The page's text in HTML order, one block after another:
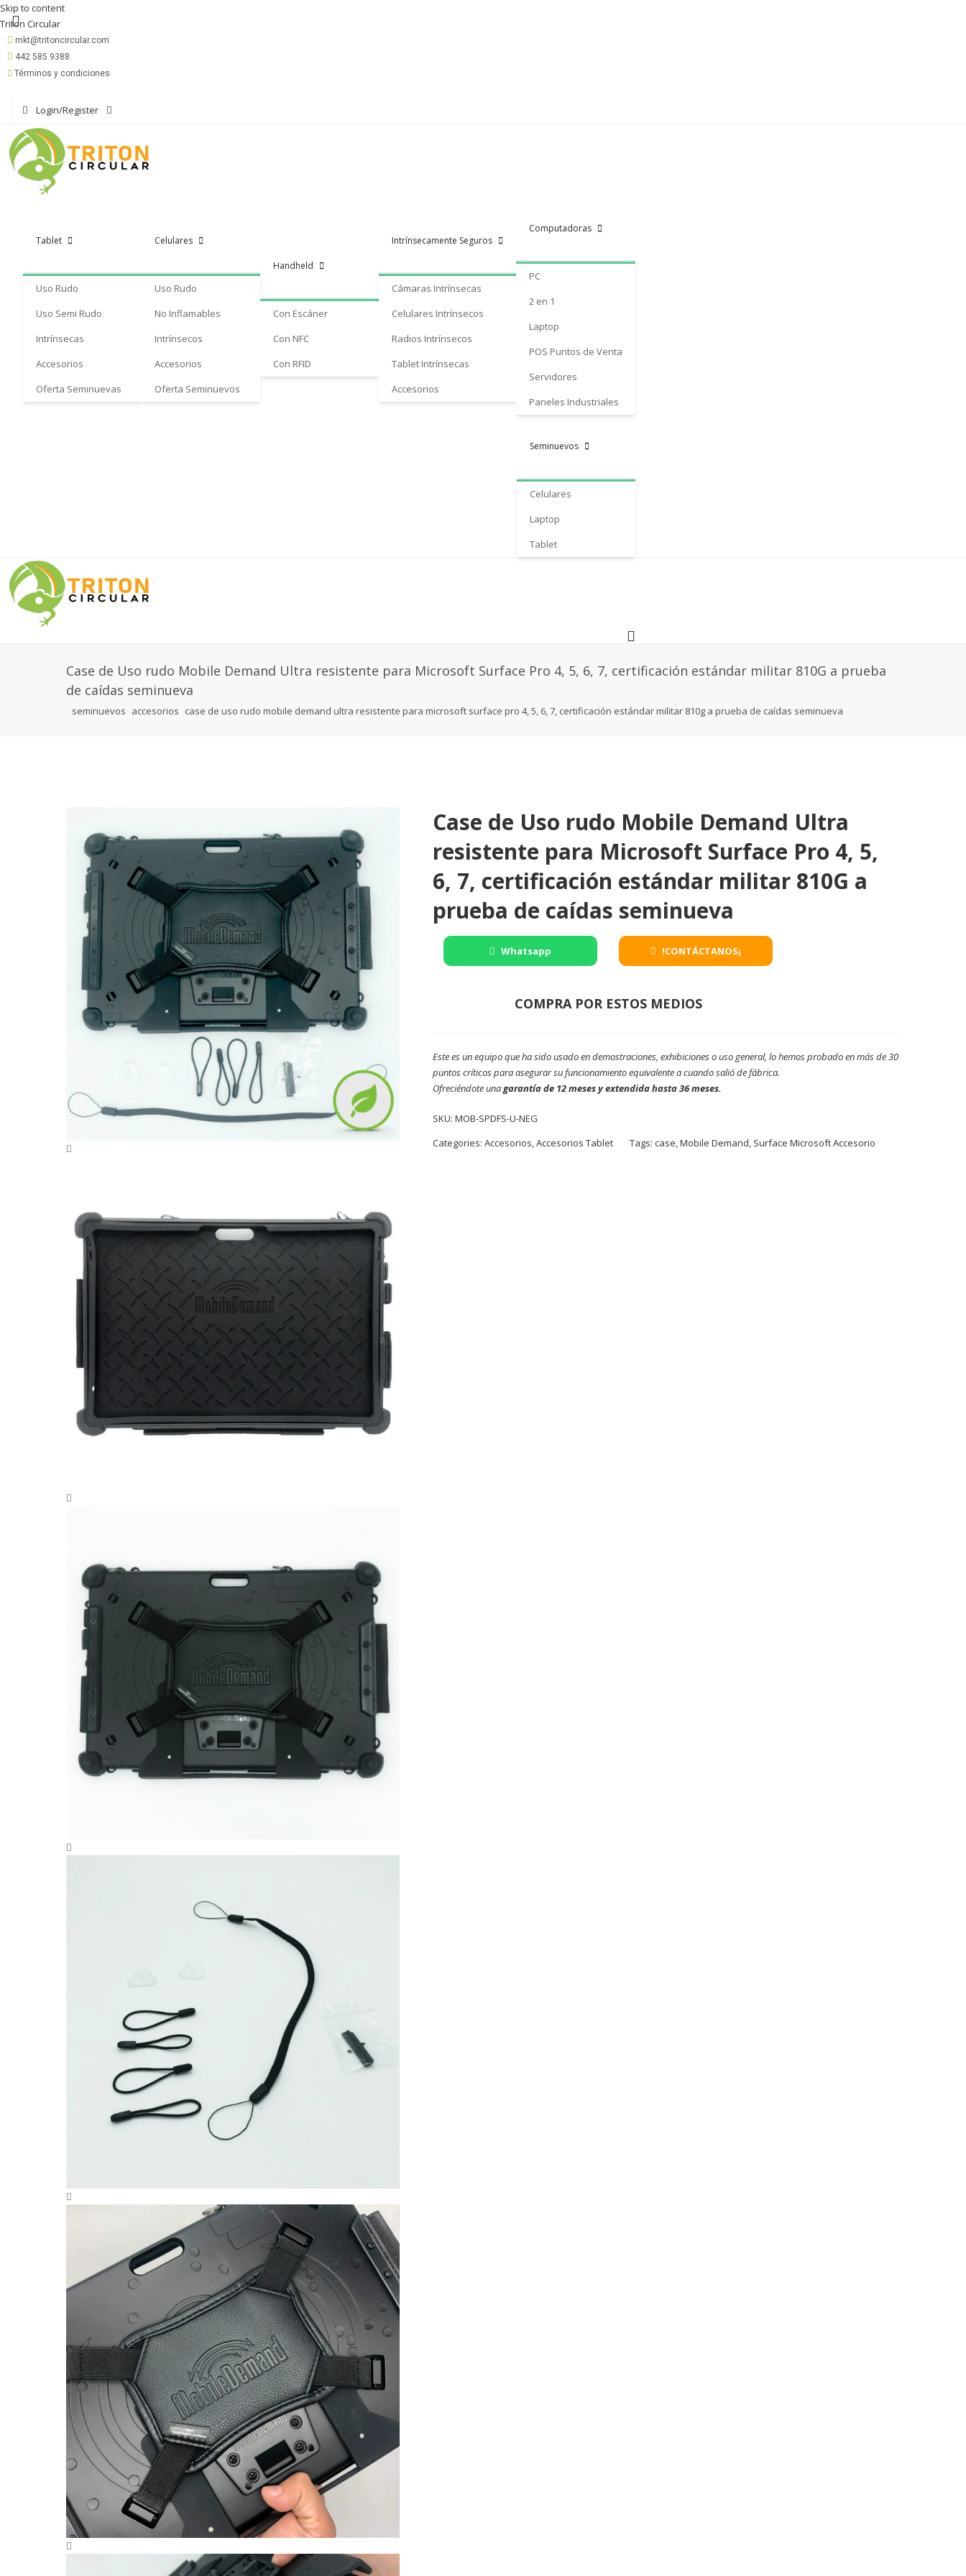
Skip to content
Triton Circular
mkt@tritoncircular.com
442 585 9388
Términos y condiciones
Login/Register
Tablet
Uso Rudo
Uso Semi Rudo
Intrínsecas
Accesorios
Oferta Seminuevas
Celulares
Uso Rudo
No Inflamables
Intrínsecos
Accesorios
Oferta Seminuevos
Handheld
Con Escáner
Con NFC
Con RFID
Intrínsecamente Seguros
Cámaras Intrínsecas
Celulares Intrínsecos
Radios Intrínsecos
Tablet Intrínsecas
Accesorios
Computadoras
PC
2 en 1
Laptop
POS Puntos de Venta
Servidores
Paneles Industriales
Seminuevos
Celulares
Laptop
Tablet
Case de Uso rudo Mobile Demand Ultra resistente para Microsoft Surface Pro 4, 5, 6, 7, certificación estándar militar 810G a prueba
de caídas seminueva
seminuevos accesorios case de uso rudo mobile demand ultra resistente para microsoft surface pro 4, 5, 6, 7, certificación estándar militar 810g a prueba de caídas seminueva
Case de Uso rudo Mobile Demand Ultra
resistente para Microsoft Surface Pro 4, 5,
6, 7, certificación estándar militar 810G a
prueba de caídas seminueva
Whatsapp !CONTÁCTANOS¡
COMPRA POR ESTOS MEDIOS
Este es un equipo que ha sido usado en demostraciones, exhibiciones o uso general, lo hemos probado en más de 30
puntos críticos para asegurar su funcionamiento equivalente a cuando salió de fábrica.
Ofreciéndote unagarantía de 12 meses y extendida hasta 36 meses.
SKU:MOB-SPDFS-U-NEG
Categories:Accesorios,Accesorios Tablet Tags:case,Mobile Demand, Surface Microsoft Accesorio